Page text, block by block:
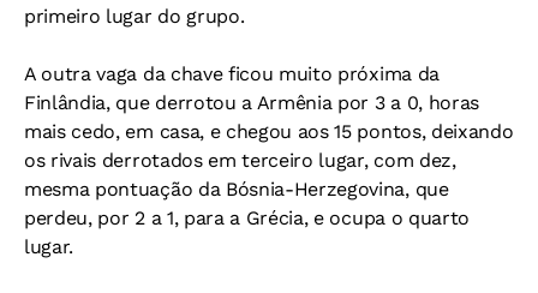
primeiro lugar do grupo.
A outra vaga da chave ficou muito próxima da
Finlândia, que derrotou a Armênia por 3 a 0, horas
mais cedo, em casa, e chegou aos 15 pontos, deixando
os rivais derrotados em terceiro lugar, com dez,
mesma pontuação da Bósnia-Herzegovina, que
perdeu, por 2 a 1, para a Grécia, e ocupa o quarto
lugar.